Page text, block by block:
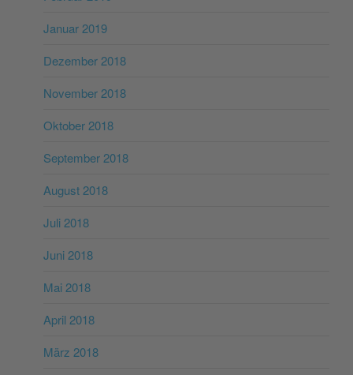
Januar 2019
Dezember 2018
November 2018
Oktober 2018
September 2018
August 2018
Juli 2018
Juni 2018
Mai 2018
April 2018
März 2018